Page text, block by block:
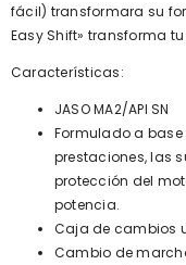
fácil) transformara su
Easy Shift» transforma
Características:
JASO MA2/API SN
Formulado a
prestaciones, las
protección del
potencia.
Caja de cambios
Cambio de